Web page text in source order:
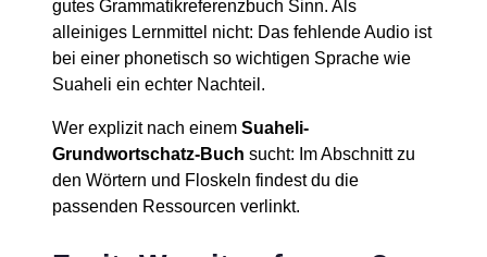
gutes Grammatikreferenzbuch Sinn. Als
alleiniges Lernmittel nicht: Das fehlende Audio ist
bei einer phonetisch so wichtigen Sprache wie
Suaheli ein echter Nachteil.
Wer explizit nach einem Suaheli-
Grundwortschatz-Buch sucht: Im Abschnitt zu
den Wörtern und Floskeln findest du die
passenden Ressourcen verlinkt.